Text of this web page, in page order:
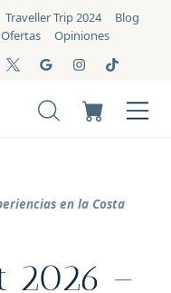
Traveller Trip 2024
Blog
Ofertas Opiniones
en la Costa
2026 –